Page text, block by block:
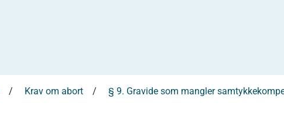
Krav om abort § 9. Gravide som mangler